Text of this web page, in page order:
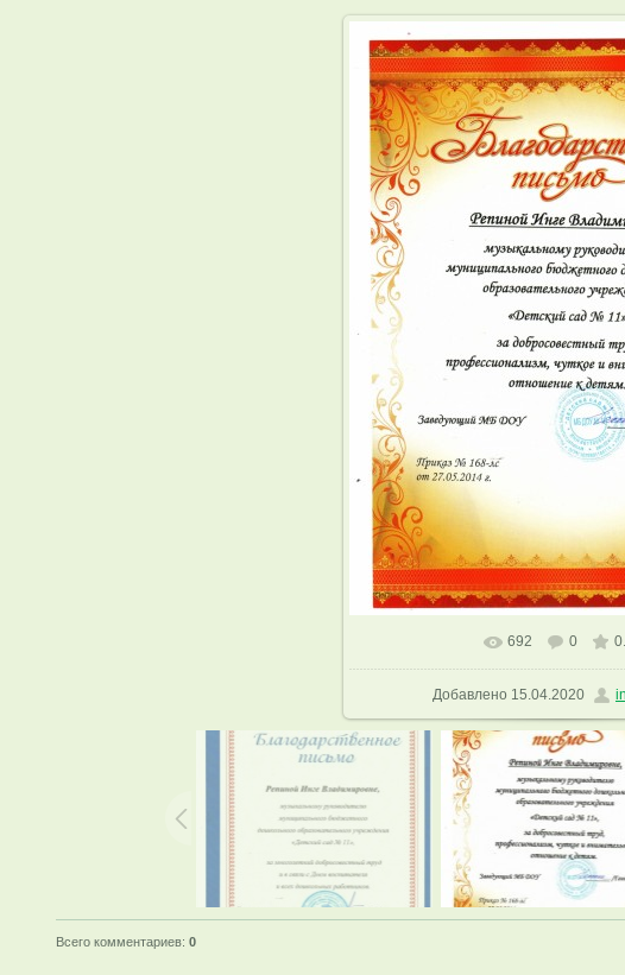
В реальном размере
692 0
Добавлено 15.04.2020
Всего комментариев:0